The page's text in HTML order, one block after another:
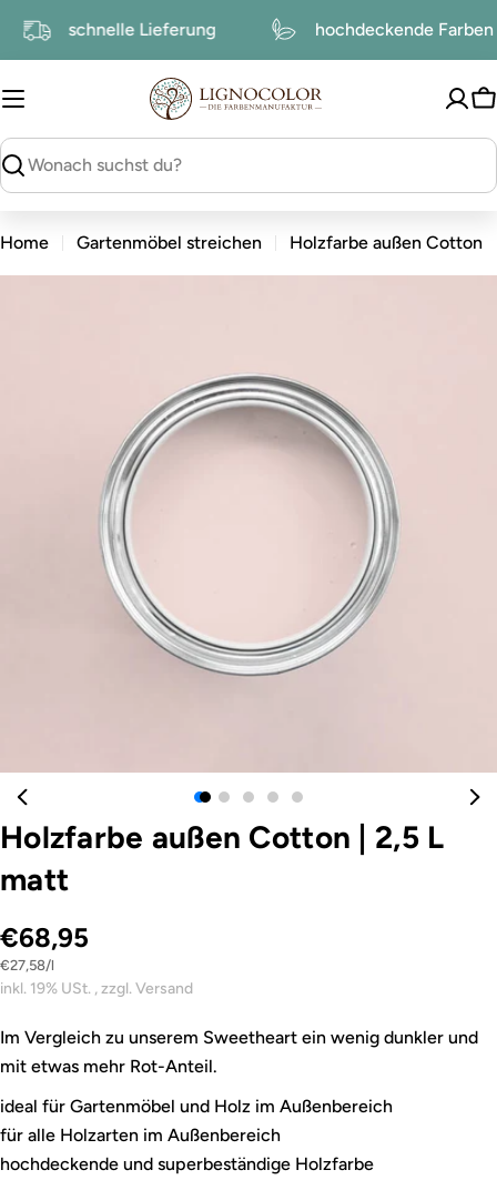
Inhalt
schnelle Lieferung hochdeckende
suchen
Home Gartenmöbel streichen Holzfarbe außen Cotton
Sie das Medium 0 im Modalformat
Holzfarbe außen Cotton
2,5 L
matt
€68,95
Stückpreis
€27,58/
pro l
inkl. 19% USt. , zzgl. Versand
Im Vergleich zu unserem Sweetheart ein wenig dunkler und
mit etwas mehr Rot-Anteil.
ideal für Gartenmöbel und Holz im Außenbereich
für alle Holzarten im Außenbereich
hochdeckende und superbeständige Holzfarbe